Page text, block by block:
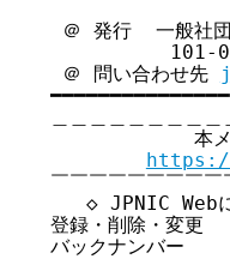
＠ 発行  一般社団
101-
＠ 問い合わせ先
本メ
￣￣￣￣￣￣￣￣
◇ JPNIC Webに
登録・削除・変更
バックナンバ